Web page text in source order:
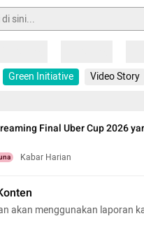
Green Initiative Video Story
Final Uber Cup 2026
Kabar Harian
akan menggunakan laporan